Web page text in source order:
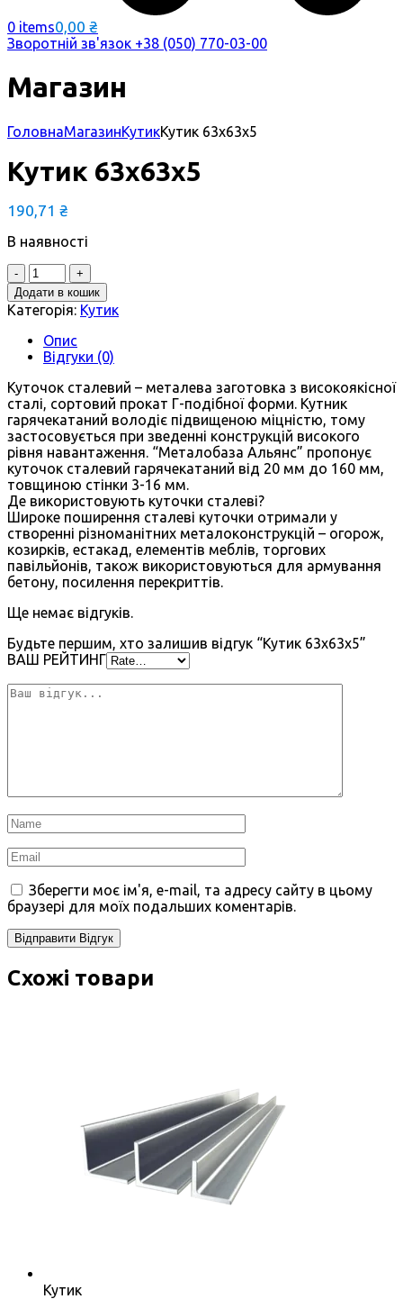
0 items0,00 ₴
Зворотній зв'язок +38 (050) 770-03-00
Магазин
ГоловнаМагазинКутикКутик 63х63х5
Кутик 63х63х5
190,71 ₴
В наявності
Quantity
Додати в кошик
Категорія: Кутик
Опис
Відгуки (0)
Куточок сталевий – металева заготовка з високоякісної
сталі, сортовий прокат Г-подібної форми. Кутник
гарячекатаний володіє підвищеною міцністю, тому
застосовується при зведенні конструкцій високого
рівня навантаження. “Металобаза Альянс” пропонує
куточок сталевий гарячекатаний від 20 мм до 160 мм,
товщиною стінки 3-16 мм.
Де використовують куточки сталеві?
Широке поширення сталеві куточки отримали у
створенні різноманітних металоконструкцій – огорож,
козирків, естакад, елементів меблів, торгових
павільйонів, також використовуються для армування
бетону, посилення перекриттів.
Ще немає відгуків.
Будьте першим, хто залишив відгук “Кутик 63х63х5”
ВАШ РЕЙТИНГ
Зберегти моє ім'я, e-mail, та адресу сайту в цьому
браузері для моїх подальших коментарів.
Схожі товари
Кутик